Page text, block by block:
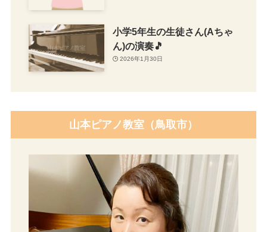
小学5年生の生徒さん(Aちゃ
ん)の演奏🎵
2026年1月30日
山本ピアノ教室（鳥取市）